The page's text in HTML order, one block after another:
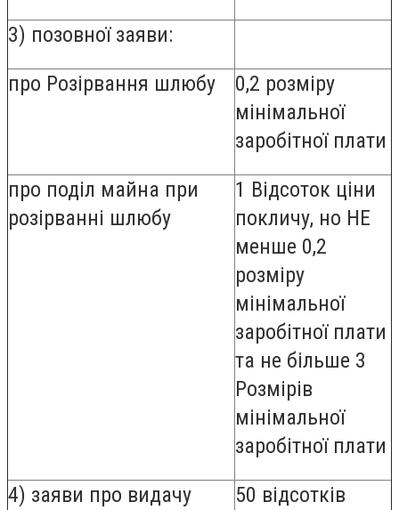
3) позовної заяви:
про Розірвання шлюбу
0,2 розміру
мінімальної
заробітної плати
про поділ майна при
розірванні шлюбу
1 Відсоток ціни
покличу, но НЕ
менше 0,2
розміру
мінімальної
заробітної плати
та не більше 3
Розмірів
мінімальної
заробітної плати
4) заяви про видачу
50 відсотків